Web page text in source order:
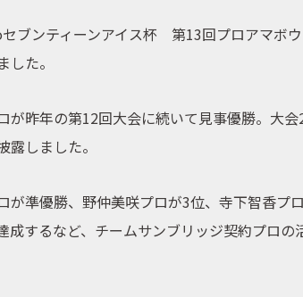
店舗
ース
ブンティーンアイス杯 第13回プロアマボ
た。
が昨年の第12回大会に続いて見事優勝。大
しました。
が準優勝、野仲美咲プロが3位、寺下智香
成するなど、チームサンブリッジ契約プロの